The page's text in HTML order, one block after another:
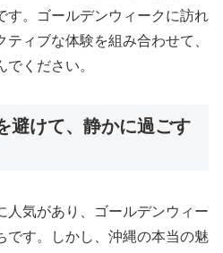
す。ゴールデンウィークに訪れ
ィブな体験を組み合わせて、
ください。
避けて、静かに過ごす
人気があり、ゴールデンウィー
です。しかし、沖縄の本当の魅